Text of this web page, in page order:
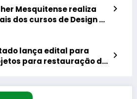
Mesquitense realiza
dos cursos de Design de
lança edital para
para restauração de